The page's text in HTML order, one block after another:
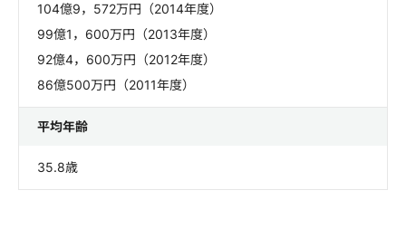
104億9，572万円（2014年度）
99億1，600万円（2013年度）
92億4，600万円（2012年度）
86億500万円（2011年度）
平均年齢
35.8歳